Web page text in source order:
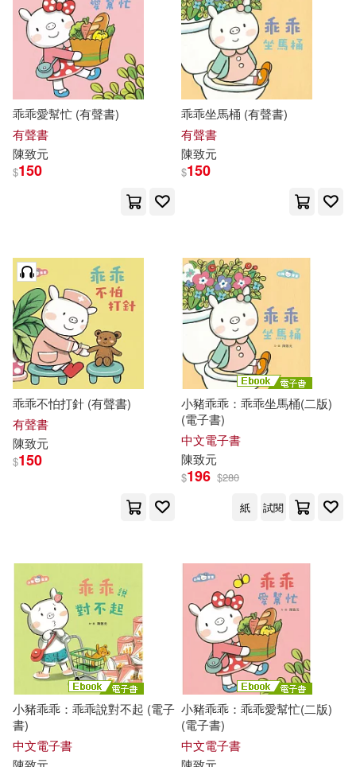
乖乖愛幫忙 (有聲書)
有聲書
陳致元
$150
乖乖坐馬桶 (有聲書)
有聲書
陳致元
$150
乖乖不怕打針 (有聲書)
有聲書
陳致元
$150
小豬乖乖：乖乖坐馬桶(二版)
(電子書)
中文電子書
陳致元
$196 $280
紙
試閱
小豬乖乖：乖乖說對不起 (電子
書)
中文電子書
小豬乖乖：乖乖愛幫忙(二版)
(電子書)
中文電子書